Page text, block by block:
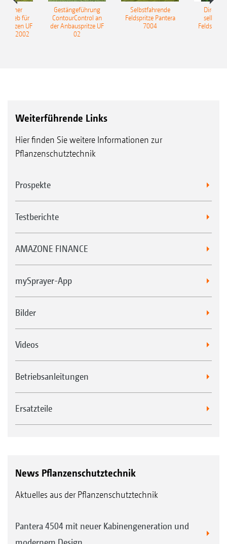
für
UF
UF 2002
Gestängeführung
ContourControl an
der Anbauspritze UF
02
Selbstfahrende
Feldspritze Pantera
7004
Weiterführende Links
Hier finden Sie weitere Informationen zur
Pflanzenschutztechnik
Prospekte
Testberichte
AMAZONE FINANCE
mySprayer-App
Bilder
Videos
Betriebsanleitungen
Ersatzteile
News Pflanzenschutztechnik
Aktuelles aus der Pflanzenschutztechnik
Pantera 4504 mit neuer Kabinengeneration und